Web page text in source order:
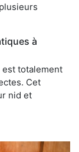
à
est totalement
Cet
nid et